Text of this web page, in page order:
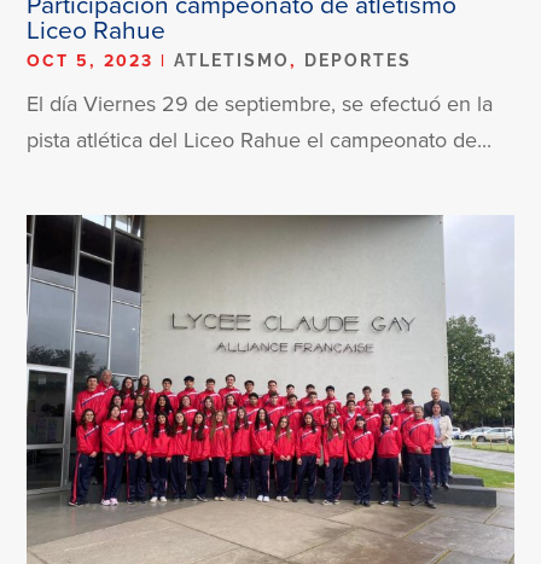
Liceo Rahue
OCT 5, 2023 |ATLETISMO, DEPORTES
El día Viernes 29 de septiembre, se efectuó en la
pista atlética del Liceo Rahue el campeonato de...